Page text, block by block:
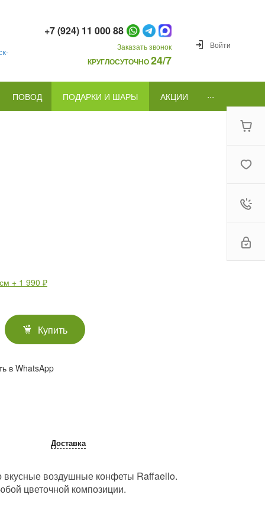
+7 (924) 11 000 88
Заказать звонок
КРУГЛОСУТОЧНО24/7
Войти
ПОВОД ПОДАРКИ И ШАРЫ АКЦИИ ...
+ 1 990 ₽
Купить
в WhatsApp
Доставка
вкусные воздушные конфеты Raffaello.
цветочной композиции.